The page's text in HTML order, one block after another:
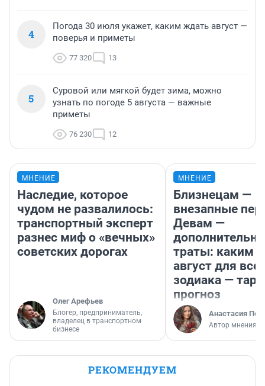
4
Погода 30 июля укажет, каким ждать август —
поверья и приметы
77 320 13
5
Суровой или мягкой будет зима, можно
узнать по погоде 5 августа — важные
приметы
76 230 12
МНЕНИЕ
Наследие, которое
чудом не развалилось:
транспортный эксперт
разнес миф о «вечных»
советских дорогах
Олег Арефьев
Блогер, предприниматель,
владелец в транспортном
бизнесе
МНЕНИЕ
Близнецам —
внезапные
Девам —
траты: каким
август для
зодиака —
прогноз
Анастасия
Автор мнения
РЕКОМЕНДУЕМ